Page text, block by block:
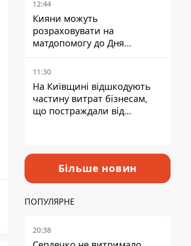
12:44
Кияни можуть
розраховувати на
матдопомогу до Дня
незалежності - кому її
дадуть
11:30
На Київщині відшкодують
частину витрат бізнесам,
що постраждали від
Більше новин
ПОПУЛЯРНЕ
20:38